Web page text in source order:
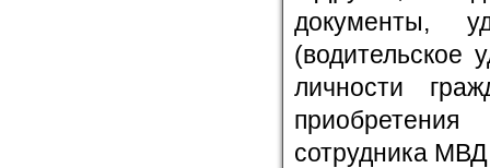
документы,
(водительское
личности
сотрудника